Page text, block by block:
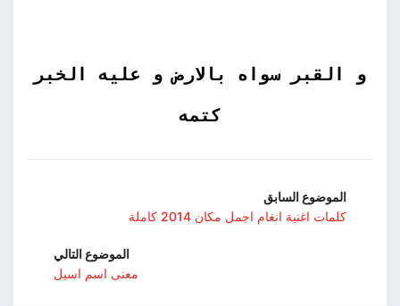
و القبر سواه بالارض و عليه الخبر
كتمه
الموضوع السابق
كلمات اغنية انغام اجمل مكان 2014 كاملة
الموضوع التالي
معنى اسم اسيل